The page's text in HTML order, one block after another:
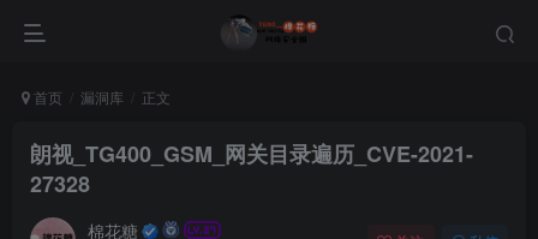
首页 漏洞库 正文
朗视_TG400_GSM_网关目录遍历_CVE-2021-
27328
棉花糖